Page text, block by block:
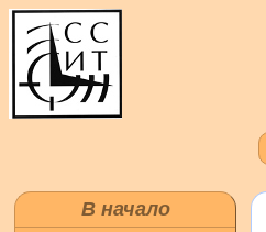
В начало